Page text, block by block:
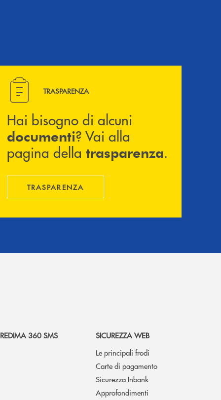
Hai bisogno di alcuni documenti ? Vai alla pagina della
TRASPARENZA
Hai bisogno di alcuni
documenti? Vai alla
pagina della trasparenza.
TRASPARENZA
360 SMS
SICUREZZA WEB
Le principali frodi
Carte di pagamento
Sicurezza Inbank
Approfondimenti